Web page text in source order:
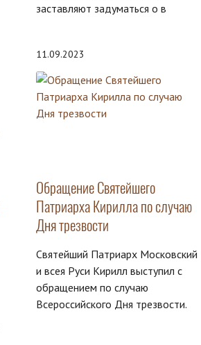
заставляют задуматься о в
11.09.2023
Обращение Святейшего
Патриарха Кирилла по случаю
Дня трезвости
Святейший Патриарх Московский
и всея Руси Кирилл выступил с
обращением по случаю
Всероссийского Дня трезвости.